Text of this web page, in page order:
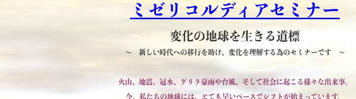
ミゼリコルディアセミナー
変化の地球を生きる道標
～ 新しい時代への移行を助け、変化を理解する為のセミナーです ～
火山、地震、冠水、ゲリラ豪雨や台風、そして社会に起こる様々な出来事。
今、私たちの地球には、とても早いペースでシフトが始まっています。